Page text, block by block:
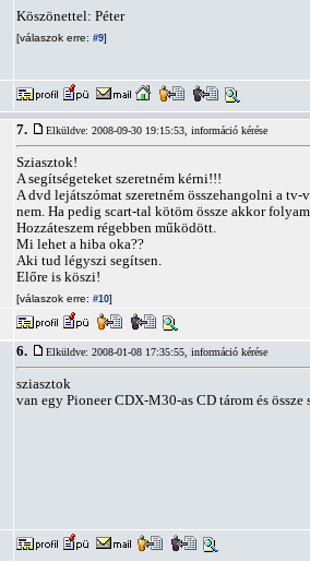
Köszönettel: Péter
[válaszok erre: #9]
7. Elküldve: 2008-09-30 19:15:53, információ kérése
Sziasztok!
A segítségeteket szeretném kérni!!!
A dvd lejátszómat szeretném összehangolni a
nem. Ha pedig scart-tal kötöm össze akkor
Hozzáteszem régebben működött.
Mi lehet a hiba oka??
Aki tud légyszi segítsen.
Előre is köszi!
[válaszok erre: #10]
6. Elküldve: 2008-01-08 17:35:55, információ kérése
sziasztok
van egy Pioneer CDX-M30-as CD tárom és